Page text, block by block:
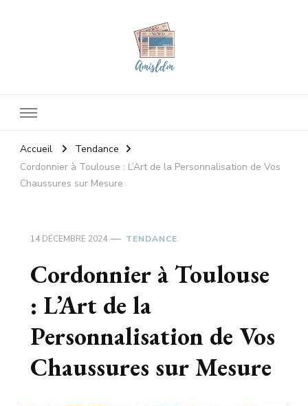
Accueil
Tendance
Cordonnier à Toulouse : L’Art de la Personnalisation de Vos
Chaussures sur Mesure
14 DÉCEMBRE 2024 TENDANCE
Cordonnier à Toulouse
: L’Art de la
Personnalisation de Vos
Chaussures sur Mesure